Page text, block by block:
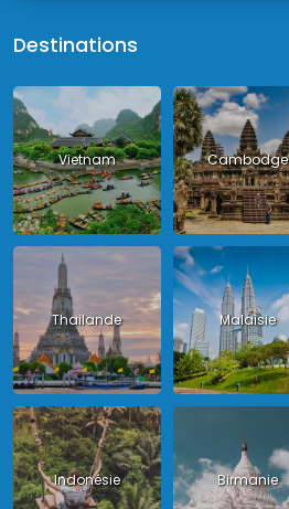
Destinations
Vietnam Cambodge
Thailande Malaisie
Indonésie Birmanie